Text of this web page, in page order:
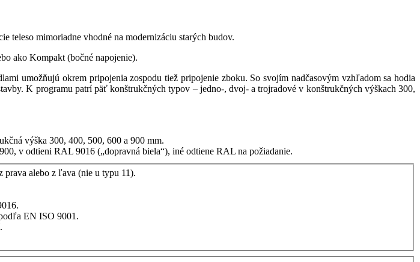
teleso mimoriadne vhodné na modernizáciu starých budov.
ako Kompakt (bočné napojenie).
umožňujú okrem pripojenia zospodu tiež pripojenie zboku. So svojím nadčasovým vzhľadom sa hodia
K programu patrí päť konštrukčných typov – jedno-, dvoj- a trojradové v konštrukčných výškach 300,
výška 300, 400, 500, 600 a 900 mm.
v odtieni RAL 9016 („dopravná biela“), iné odtiene RAL na požiadanie.
prava alebo z ľava (nie u typu 11).
EN ISO 9001.